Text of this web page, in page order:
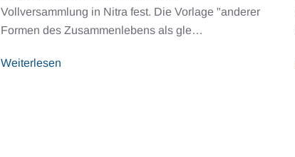
Vollversammlung in Nitra fest. Die Vorlage "anderer
Formen des Zusammenlebens als gle…
Weiterlesen